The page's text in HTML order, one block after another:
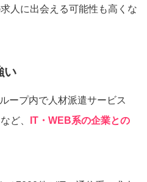
人に出会える可能性も高くな
い
ープ内で人材派遣サービス
ど、
IT・WEB系の企業との